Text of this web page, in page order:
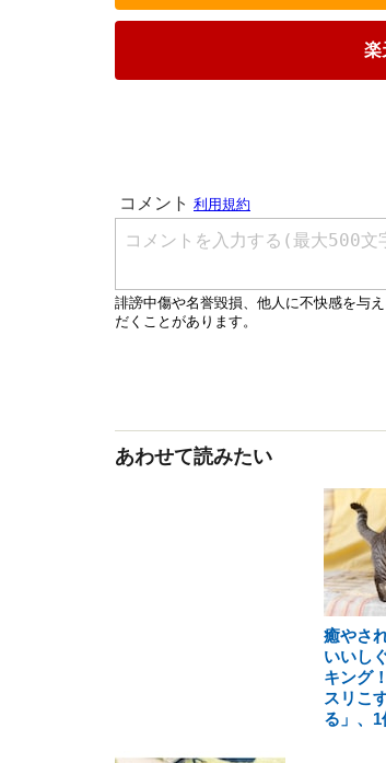
楽
あわせて読みたい
癒やさ
いいし
キング
スリこ
る」、1